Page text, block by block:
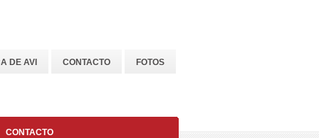
DE AVI CONTACTO FOTOS
CONTACTO